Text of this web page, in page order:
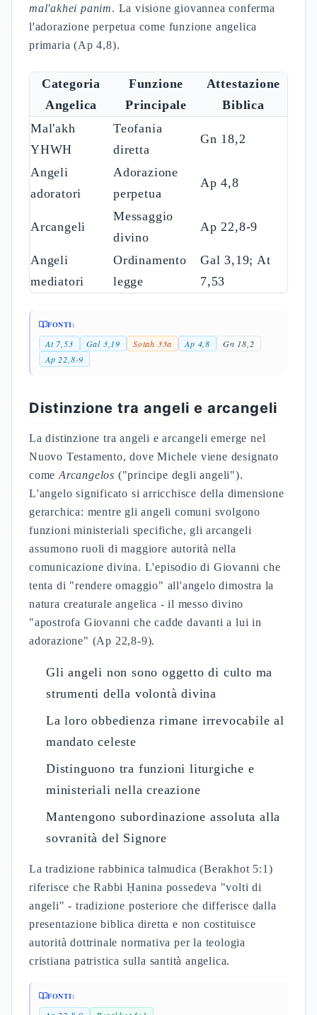
mal'akhei panim. La visione giovannea conferma
l'adorazione perpetua come funzione angelica
primaria (Ap 4,8).
Categoria
Angelica
Funzione
Principale
Attestazione
Biblica
Mal'akh
YHWH
Teofania
diretta
Gn 18,2
Angeli
adoratori
Adorazione
perpetua
Ap 4,8
Arcangeli
Messaggio
divino
Ap 22,8-9
Angeli
mediatori
Ordinamento
legge
Gal 3,19; At
7,53
FONTI:
At 7,53 Gal 3,19 Sotah 33a Ap 4,8
Gn 18,2
Ap 22,8-9
Distinzione tra angeli e arcangeli
La distinzione tra angeli e arcangeli emerge nel
Nuovo Testamento, dove Michele viene designato
come Arcangelos ("principe degli angeli").
L'angelo significato si arricchisce della dimensione
gerarchica: mentre gli angeli comuni svolgono
funzioni ministeriali specifiche, gli arcangeli
assumono ruoli di maggiore autorità nella
comunicazione divina. L'episodio di Giovanni che
tenta di "rendere omaggio" all'angelo dimostra la
natura creaturale angelica - il messo divino
"apostrofa Giovanni che cadde davanti a lui in
adorazione" (Ap 22,8-9).
Gli angeli non sono oggetto di culto ma
strumenti della volontà divina
La loro obbedienza rimane irrevocabile al
mandato celeste
Distinguono tra funzioni liturgiche e
ministeriali nella creazione
Mantengono subordinazione assoluta alla
sovranità del Signore
La tradizione rabbinica talmudica (Berakhot 5:1)
riferisce che Rabbi Ḥanina possedeva "volti di
angeli" - tradizione posteriore che differisce dalla
presentazione biblica diretta e non costituisce
autorità dottrinale normativa per la teologia
cristiana patristica sulla santità angelica.
FONTI: